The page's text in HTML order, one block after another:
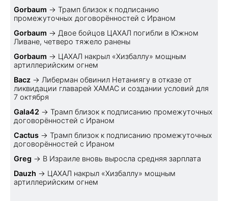
Gorbaum → Трамп близок к подписанию
промежуточных договорённостей с Ираном
Gorbaum → Двое бойцов ЦАХАЛ погибли в Южном
Ливане, четверо тяжело ранены
Gorbaum → ЦАХАЛ накрыл «Хизбаллу» мощным
артиллерийским огнем
Bacz → Либерман обвинил Нетаниягу в отказе от
ликвидации главарей ХАМАС и создании условий для
7 октября
Gala42 → Трамп близок к подписанию промежуточных
договорённостей с Ираном
Cactus → Трамп близок к подписанию промежуточных
договорённостей с Ираном
Greg → В Израиле вновь выросла средняя зарплата
Dauzh → ЦАХАЛ накрыл «Хизбаллу» мощным
артиллерийским огнем